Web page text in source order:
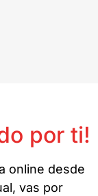
por ti!
online desde
vas por